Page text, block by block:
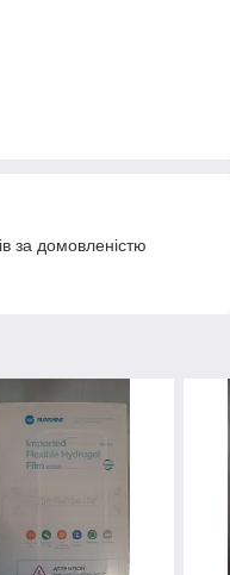
за домовленістю